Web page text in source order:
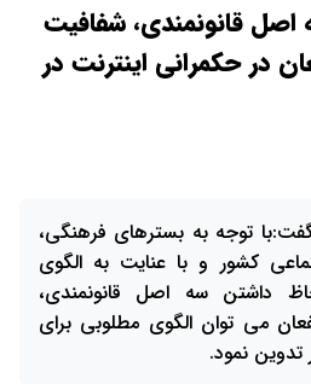
اصل قانونمندی، شفافیت
در حکمرانی اینترنت در
توجه به بسترهای فرهنگی،
کشور و با عنایت به الگوی
داشتن سه اصل قانونمندی،
می توان الگوی مطلوبی برای
تدوین نمود.